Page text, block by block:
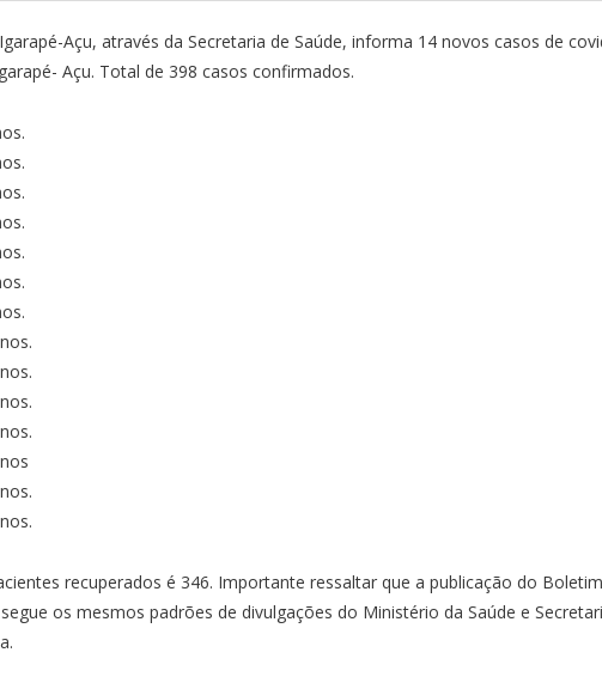
Açu, através da Secretaria de Saúde, informa 14 novos casos de
Açu. Total de 398 casos confirmados.
recuperados é 346. Importante ressaltar que a publicação do Boletim
os mesmos padrões de divulgações do Ministério da Saúde e